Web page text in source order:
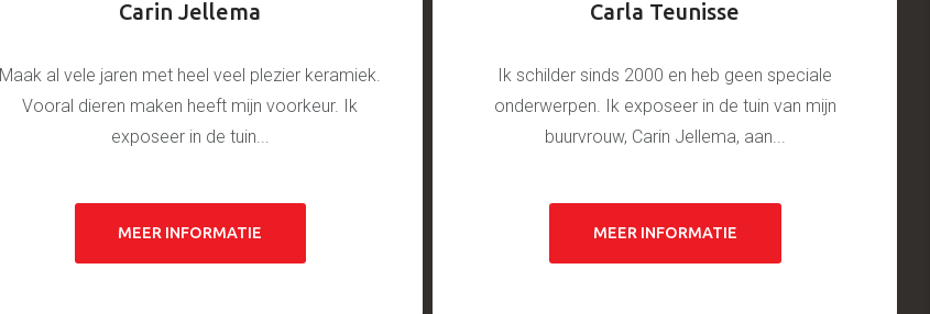
Carin Jellema
Maak al vele jaren met heel veel plezier keramiek.
Vooral dieren maken heeft mijn voorkeur. Ik
exposeer in de tuin...
MEER INFORMATIE
Carla Teunisse
Ik schilder sinds 2000 en heb geen speciale
onderwerpen. Ik exposeer in de tuin van mijn
buurvrouw, Carin Jellema, aan...
MEER INFORMATIE